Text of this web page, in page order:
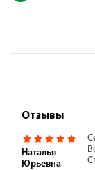
Отзывы
Наталья
Юрьевна